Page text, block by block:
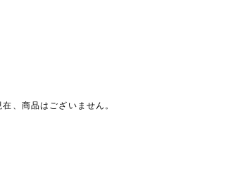
在、商品はございません。